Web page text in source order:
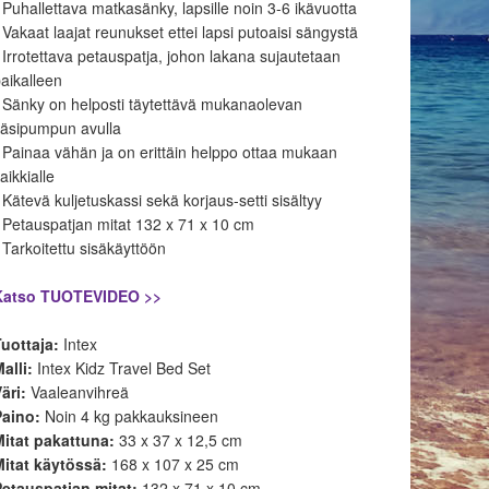
Puhallettava matkasänky, lapsille noin 3-6 ikävuotta
Vakaat laajat reunukset ettei lapsi putoaisi sängystä
Irrotettava petauspatja, johon lakana sujautetaan
Sänky on helposti täytettävä mukanaolevan
avulla
Painaa vähän ja on erittäin helppo ottaa mukaan
Kätevä kuljetuskassi sekä korjaus-setti sisältyy
Petauspatjan mitat 132 x 71 x 10 cm
Tarkoitettu sisäkäyttöön
TUOTEVIDEO >>
Intex
Intex Kidz Travel Bed Set
Vaaleanvihreä
Noin 4 kg pakkauksineen
pakattuna: 33 x 37 x 12,5 cm
käytössä: 168 x 107 x 25 cm